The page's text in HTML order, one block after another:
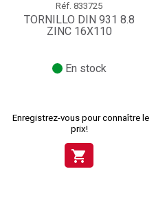
Réf. 833725
TORNILLO DIN 931 8.8
ZINC 16X110
En stock
Enregistrez-vous pour connaître le
prix!
shopping_cart